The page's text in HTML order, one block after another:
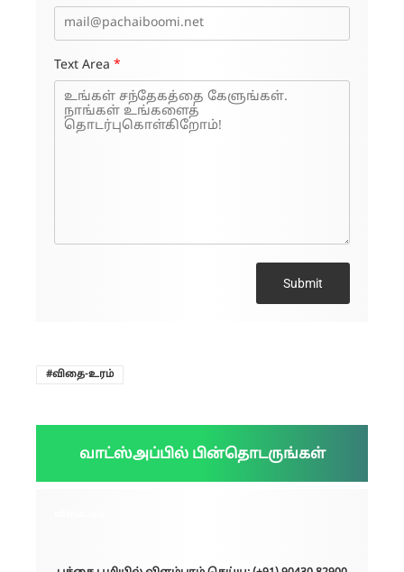
Text Area *
Submit
விதை-உரம்
வாட்ஸ்அப்பில் பின்தொடருங்கள்